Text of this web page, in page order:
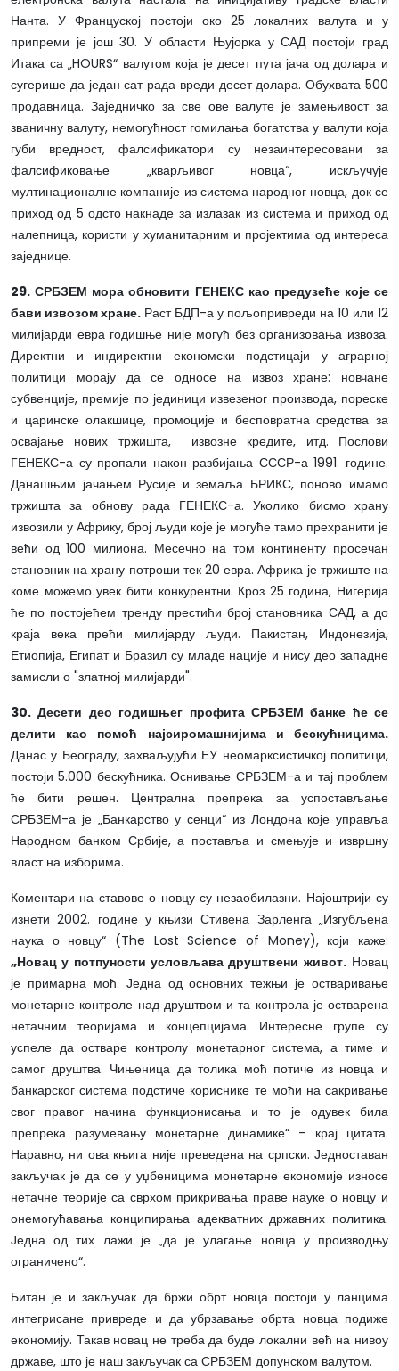
Нанта. У Француској постоји око 25 локалних валута и у
припреми је још 30. У области Њујорка у САД постоји град
Итака са „HOURS“ валутом која је десет пута јача од долара и
сугерише да један сат рада вреди десет долара. Обухвата 500
продавница. Заједничко за све ове валуте је замењивост за
званичну валуту, немогућност гомилања богатства у валути која
губи вредност, фалсификатори су незаинтересовани за
фалсификовање „кварљивог новца“, искључује
мултинационалне компаније из система народног новца, док се
приход од 5 одсто накнаде за излазак из система и приход од
налепница, користи у хуманитарним и пројектима од интереса
заједнице.
29. СРБЗЕМ мора обновити ГЕНЕКС као предузеће које се
бави извозом хране. Раст БДП-а у пољопривреди на 10 или 12
милијарди евра годишње није могућ без организовања извоза.
Директни и индиректни економски подстицаји у аграрној
политици морају да се односе на извоз хране: новчане
субвенције, премије по јединици извезеног производа, пореске
и царинске олакшице, промоције и бесповратна средства за
освајање нових тржишта, извозне кредите, итд. Послови
ГЕНЕКС-а су пропали након разбијања СССР-а 1991. године.
Данашњим јачањем Русије и земаља БРИКС, поново имамо
тржишта за обнову рада ГЕНЕКС-а. Уколико бисмо храну
извозили у Африку, број људи које је могуће тамо прехранити је
већи од 100 милиона. Месечно на том континенту просечан
становник на храну потроши тек 20 евра. Африка је тржиште на
коме можемо увек бити конкурентни. Кроз 25 година, Нигерија
ће по постојећем тренду престићи број становника САД, а до
краја века прећи милијарду људи. Пакистан, Индонезија,
Етиопија, Египат и Бразил су младе нације и нису део западне
замисли о "златној милијарди".
30. Десети део годишњег профита СРБЗЕМ банке ће се
делити као помоћ најсиромашнијима и бескућницима.
Данас у Београду, захваљујући ЕУ неомарксистичкој политици,
постоји 5.000 бескућника. Оснивање СРБЗЕМ-а и тај проблем
ће бити решен. Централна препрека за успостављање
СРБЗЕМ-а је „Банкарство у сенци“ из Лондона које управља
Народном банком Србије, а поставља и смењује и извршну
власт на изборима.
Коментари на ставове о новцу су незаобилазни. Најоштрији су
изнети 2002. године у књизи Стивена Зарленга „Изгубљена
наука о новцу“ (The Lost Science of Money), који каже:
„Новац у потпуности условљава друштвени живот.Новац
је примарна моћ. Једна од основних тежњи је остваривање
монетарне контроле над друштвом и та контрола је остварена
нетачним теоријама и концепцијама. Интересне групе су
успеле да остваре контролу монетарног система, а тиме и
самог друштва. Чињеница да толика моћ потиче из новца и
банкарског система подстиче кориснике те моћи на сакривање
свог правог начина функционисања и то је одувек била
препрека разумевању монетарне динамике“ – крај цитата.
Наравно, ни ова књига није преведена на српски. Једноставан
закључак је да се у уџбеницима монетарне економије износе
нетачне теорије са сврхом прикривања праве науке о новцу и
онемогућавања конципирања адекватних државних политика.
Једна од тих лажи је „да је улагање новца у производњу
ограничено“.
Битан је и закључак да бржи обрт новца постоји у ланцима
интегрисане привреде и да убрзавање обрта новца подиже
економију. Такав новац не треба да буде локални већ на нивоу
државе, што је наш закључак са СРБЗЕМ допунском валутом.